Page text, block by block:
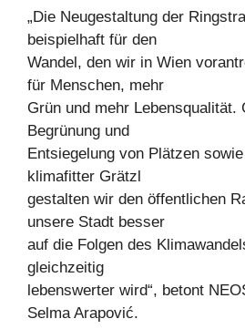
„Die Neugestaltung der
beispielhaft für den
Wandel, den wir in Wien
für Menschen, mehr
Grün und mehr Lebensqualität.
Begrünung und
Entsiegelung von Plätzen
klimafitter Grätzl
gestalten wir den öffentlichen
unsere Stadt besser
auf die Folgen des
gleichzeitig
lebenswerter wird“, betont
Selma Arapović.